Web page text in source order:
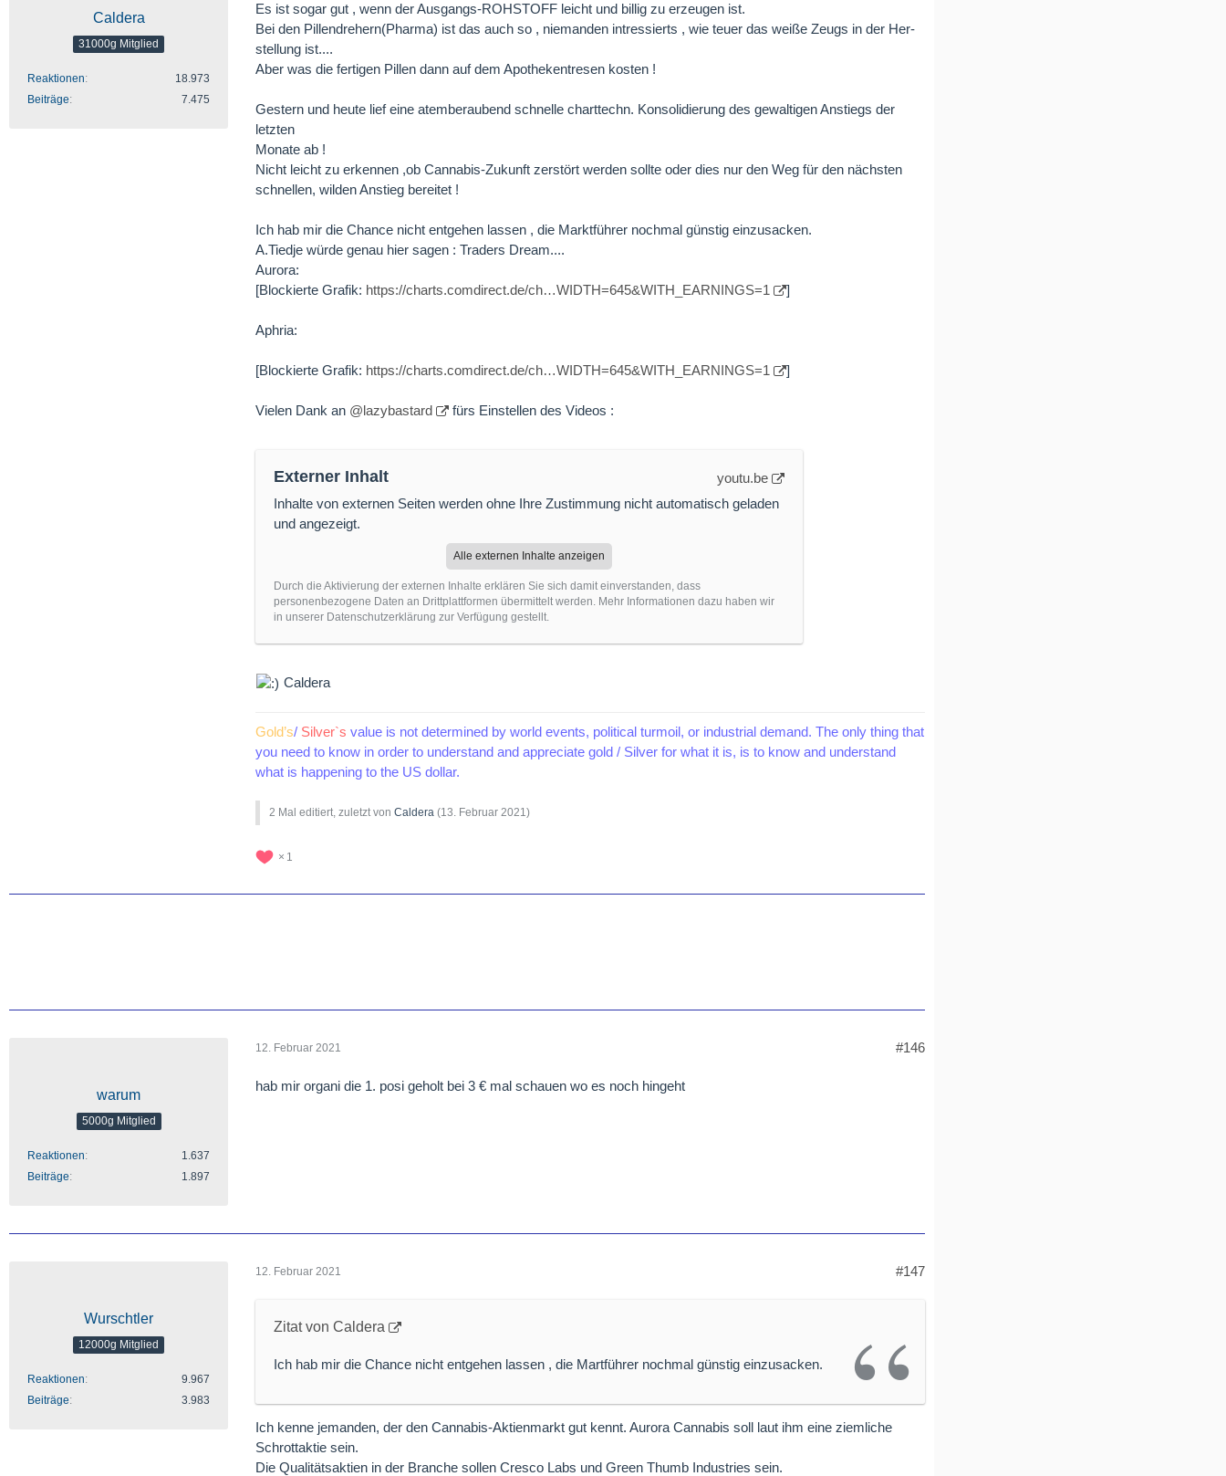
Caldera
31000g Mitglied
Reaktionen
18.973
Beiträge
7.475
Es ist sogar gut , wenn der Ausgangs-ROHSTOFF leicht und billig zu erzeugen ist.
Bei den Pillendrehern(Pharma) ist das auch so , niemanden intressierts , wie teuer das weiße Zeugs in der Her-
stellung ist....
Aber was die fertigen Pillen dann auf dem Apothekentresen kosten !
Gestern und heute lief eine atemberaubend schnelle charttechn. Konsolidierung des gewaltigen Anstiegs der
letzten
Monate ab !
Nicht leicht zu erkennen ,ob Cannabis-Zukunft zerstört werden sollte oder dies nur den Weg für den nächsten
schnellen, wilden Anstieg bereitet !
Ich hab mir die Chance nicht entgehen lassen , die Marktführer nochmal günstig einzusacken.
A.Tiedje würde genau hier sagen : Traders Dream....
Aurora:
[Blockierte Grafik: https://charts.comdirect.de/ch…WIDTH=645&WITH_EARNINGS=1 ]
Aphria:
[Blockierte Grafik: https://charts.comdirect.de/ch…WIDTH=645&WITH_EARNINGS=1 ]
Vielen Dank an @lazybastard fürs Einstellen des Videos :
Externer Inhalt
youtu.be
Inhalte von externen Seiten werden ohne Ihre Zustimmung nicht automatisch geladen
und angezeigt.
Alle externen Inhalte anzeigen
Durch die Aktivierung der externen Inhalte erklären Sie sich damit einverstanden, dass
personenbezogene Daten an Drittplattformen übermittelt werden. Mehr Informationen dazu haben wir
in unserer Datenschutzerklärung zur Verfügung gestellt.
Caldera
Gold’s/ Silver`s value is not determined by world events, political turmoil, or industrial demand. The only thing that
you need to know in order to understand and appreciate gold / Silver for what it is, is to know and understand
what is happening to the US dollar.
2 Mal editiert, zuletzt von Caldera (13. Februar 2021)
1
warum
5000g Mitglied
Reaktionen
1.637
Beiträge
1.897
12. Februar 2021 #146
hab mir organi die 1. posi geholt bei 3 € mal schauen wo es noch hingeht
Wurschtler
12000g Mitglied
Reaktionen
9.967
Beiträge
3.983
12. Februar 2021 #147
Zitat von Caldera
Ich hab mir die Chance nicht entgehen lassen , die Martführer nochmal günstig einzusacken.
Ich kenne jemanden, der den Cannabis-Aktienmarkt gut kennt. Aurora Cannabis soll laut ihm eine ziemliche
Schrottaktie sein.
Die Qualitätsaktien in der Branche sollen Cresco Labs und Green Thumb Industries sein.